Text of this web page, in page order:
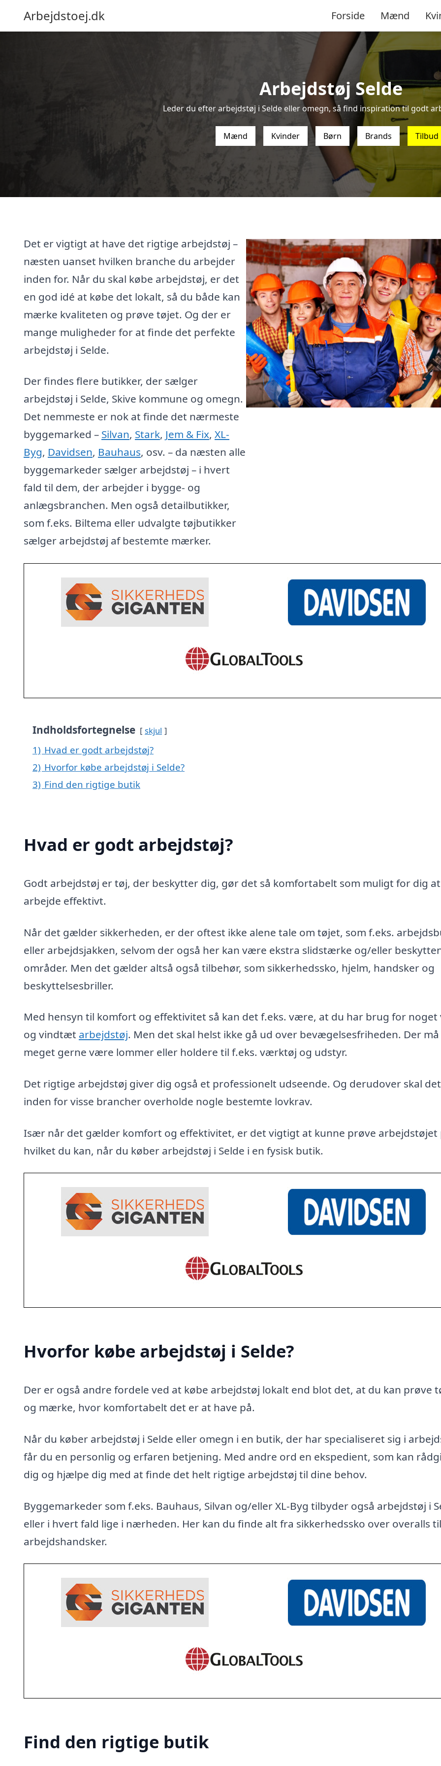
Arbejdstoej.dk Forside Mænd
Arbejdstøj Selde
Leder du efter arbejdstøj i Selde eller omegn, så find inspiration til godt
Mænd Kvinder Børn Brands Tilbud
Det er vigtigt at have det rigtige arbejdstøj –
næsten uanset hvilken branche du arbejder
inden for. Når du skal købe arbejdstøj, er det
en god idé at købe det lokalt, så du både kan
mærke kvaliteten og prøve tøjet. Og der er
mange muligheder for at finde det perfekte
arbejdstøj i Selde.
Der findes flere butikker, der sælger
arbejdstøj i Selde, Skive kommune og omegn.
Det nemmeste er nok at finde det nærmeste
byggemarked – Silvan, Stark, Jem & Fix, XL-
Byg, Davidsen, Bauhaus, osv. – da næsten alle
byggemarkeder sælger arbejdstøj – i hvert
fald til dem, der arbejder i bygge- og
anlægsbranchen. Men også detailbutikker,
som f.eks. Biltema eller udvalgte tøjbutikker
sælger arbejdstøj af bestemte mærker.
Indholdsfortegnelse skjul
1) Hvad er godt arbejdstøj?
2) Hvorfor købe arbejdstøj i Selde?
3) Find den rigtige butik
Hvad er godt arbejdstøj?
Godt arbejdstøj er tøj, der beskytter dig, gør det så komfortabelt som muligt for dig at
arbejde effektivt.
Når det gælder sikkerheden, er der oftest ikke alene tale om tøjet, som f.eks.
eller arbejdsjakken, selvom der også her kan være ekstra slidstærke og/eller
områder. Men det gælder altså også tilbehør, som sikkerhedssko, hjelm, handsker og
beskyttelsesbriller.
Med hensyn til komfort og effektivitet så kan det f.eks. være, at du har brug for noget
og vindtæt arbejdstøj. Men det skal helst ikke gå ud over bevægelsesfriheden. Der
meget gerne være lommer eller holdere til f.eks. værktøj og udstyr.
Det rigtige arbejdstøj giver dig også et professionelt udseende. Og derudover skal det
inden for visse brancher overholde nogle bestemte lovkrav.
Især når det gælder komfort og effektivitet, er det vigtigt at kunne prøve arbejdstøjet
hvilket du kan, når du køber arbejdstøj i Selde i en fysisk butik.
Hvorfor købe arbejdstøj i Selde?
Der er også andre fordele ved at købe arbejdstøj lokalt end blot det, at du kan prøve
og mærke, hvor komfortabelt det er at have på.
Når du køber arbejdstøj i Selde eller omegn i en butik, der har specialiseret sig i
får du en personlig og erfaren betjening. Med andre ord en ekspedient, som kan
dig og hjælpe dig med at finde det helt rigtige arbejdstøj til dine behov.
Byggemarkeder som f.eks. Bauhaus, Silvan og/eller XL-Byg tilbyder også arbejdstøj i
eller i hvert fald lige i nærheden. Her kan du finde alt fra sikkerhedssko over overalls til
arbejdshandsker.
Find den rigtige butik